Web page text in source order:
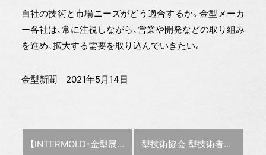
自社の技術と市場ニーズがどう適合するか。金型メーカ
ー各社は、常に注視しながら、営業や開発などの取り組み
を進め、拡大する需要を取り込んでいきたい。
金型新聞 2021年5月14日
前の記事 :
【INTERMOLD・金型展・金属プレス加工技術展 総集編】 アフターインターモールド 次の記事 :
型技術協会 型技術者会議2021、6月17・18日に